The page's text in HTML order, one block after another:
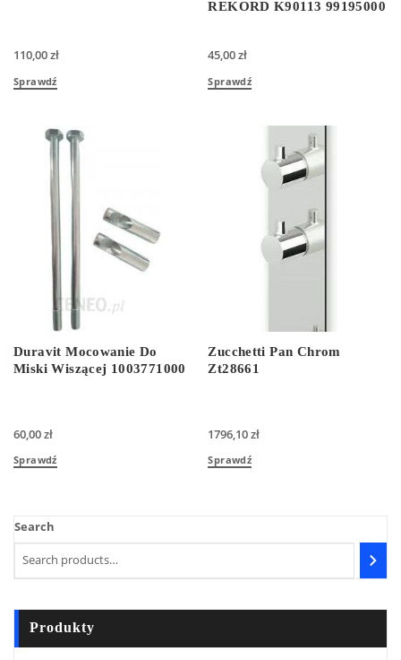
110,00zł
Sprawdź
REKORD K90113 99195000
45,00zł
Sprawdź
Duravit Mocowanie Do
Miski Wiszącej 1003771000
60,00zł
Sprawdź
Zucchetti Pan Chrom
Zt28661
1796,10zł
Sprawdź
Search
Produkty